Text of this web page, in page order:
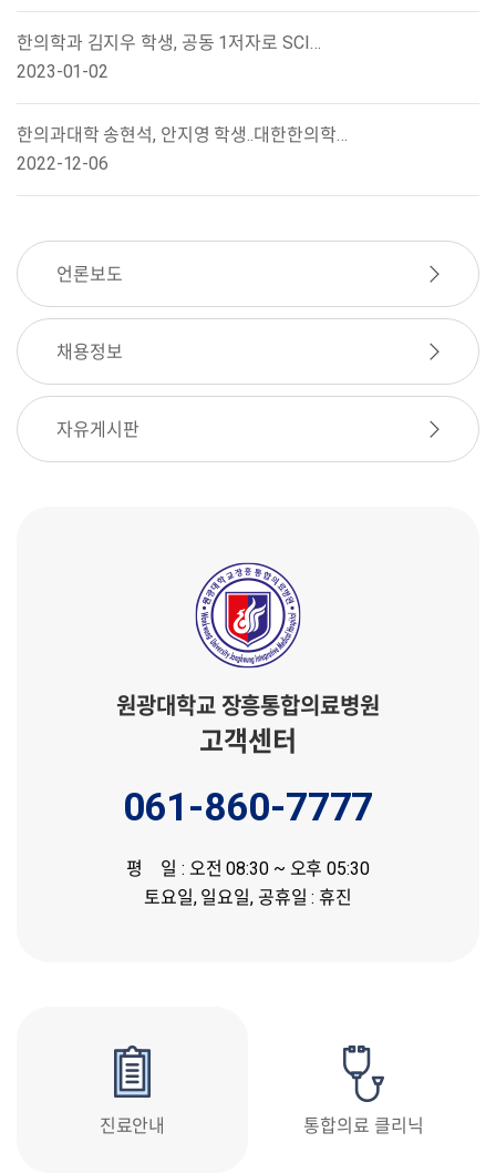
한의학과 김지우 학생, 공동 1저자로 SCI…
2023-01-02
한의과대학 송현석, 안지영 학생..대한한의학…
2022-12-06
언론보도
채용정보
자유게시판
원광대학교 장흥통합의료병원
고객센터
061-860-7777
평 일 : 오전 08:30 ~ 오후 05:30
토요일, 일요일, 공휴일 : 휴진
진료안내 통합의료 클리닉